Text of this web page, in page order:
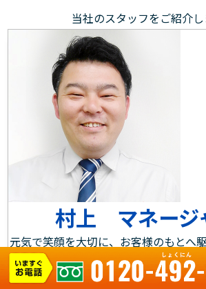
当社のスタッフをご紹介し
村上 マネージ
元気で笑顔を大切に、お客様のもとへ
客様にとって身近な存在であることを
りのお悩みやご要望に素早く対応しま